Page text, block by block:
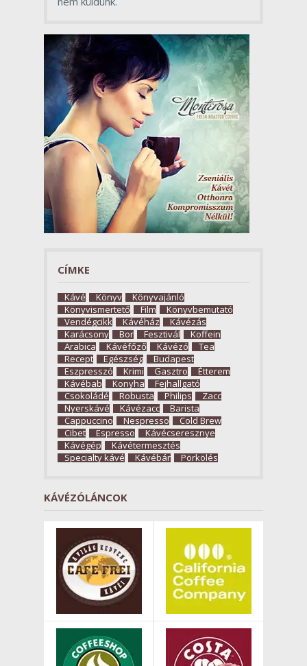
CÍMKE
Kávé Könyv
Könyvajánló
Könyvismertető
Film
Könyvbemutató
Vendégcikk
Kávéház
Kávézás
Karácsony
Bor Fesztivál
Koffein
Arabica
Kávéfőző Kávézó
Tea
Recept
Egészség
Budapest
Eszpresszó
Krimi Gasztro
Étterem
Kávébab
Konyha
Fejhallgató
Csokoládé
Robusta Philips
Zacc
Nyerskávé
Kávézacc
Barista
Cappuccino
Nespresso
Cold Brew
Cibet
Espresso
Kávécseresznye
Kávégép
Kávétermesztés
Specialty kávé
Kávébár Pörkölés
KÁVÉZÓLÁNCOK